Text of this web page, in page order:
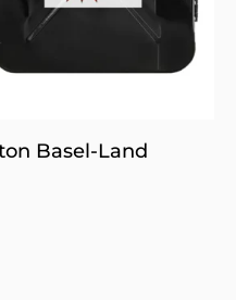
Basel-Land